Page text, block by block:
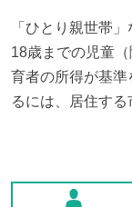
「ひとり親世帯
18歳までの児童
育者の所得が基
るには、居住す